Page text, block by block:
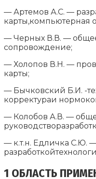
— Артемов А.С. —
карты,компьютерная
— Черных В.В. —
сопровождение;
— Холопов В.Н. —
карты;
— Бычковский Б.И. -
корректураи
— Колобов А.В. —
— к.т.н. Едличка С.Ю.
1 ОБЛАСТЬ